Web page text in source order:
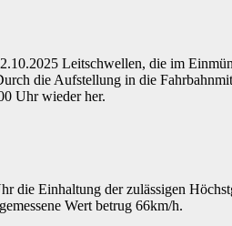
Leitschwellen, die im
die Aufstellung in die
Uhr wieder her.
die Einhaltung der zulässigen
Wert betrug 66km/h.